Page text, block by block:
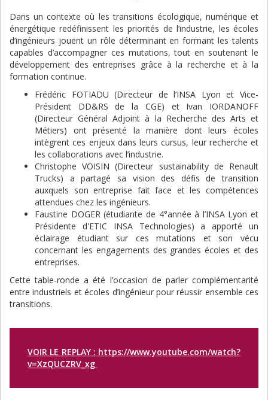
Dans un contexte où les transitions écologique, numérique et
énergétique redéfinissent les priorités de l’industrie, les écoles
d’ingénieurs jouent un rôle déterminant en formant les talents
capables d’accompagner ces mutations, tout en soutenant le
développement des entreprises grâce à la recherche et à la
formation continue.
Frédéric FOTIADU (Directeur de l’INSA Lyon et Vice-
Président DD&RS de la CGE) et Ivan IORDANOFF
(Directeur Général Adjoint à la Recherche des Arts et
Métiers) ont présenté la manière dont leurs écoles
intègrent ces enjeux dans leurs cursus, leur recherche et
les collaborations avec l’industrie.
Christophe VOISIN (Directeur sustainability de Renault
Trucks) a partagé sa vision des défis de transition
auxquels son entreprise fait face et les compétences
attendues chez les ingénieurs.
Faustine DOGER (étudiante de 4°année à l’INSA Lyon et
Présidente d'ETIC INSA Technologies) a apporté un
éclairage étudiant sur ces mutations et son vécu
concernant les engagements des grandes écoles et des
entreprises.
Cette table-ronde a été l’occasion de parler complémentarité
entre industriels et écoles d’ingénieur pour réussir ensemble ces
transitions.
VOIR LE REPLAY : https://www.youtube.com/watch?
v=XzQUCZRV_xg